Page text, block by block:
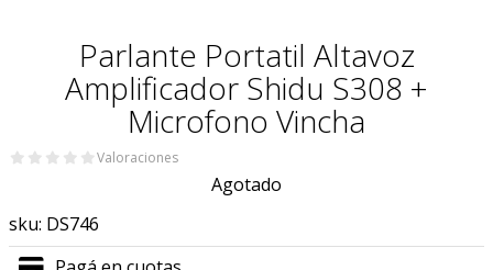
Parlante Portatil Altavoz
Amplificador Shidu S308 +
Microfono Vincha
Valoraciones
Agotado
sku: DS746